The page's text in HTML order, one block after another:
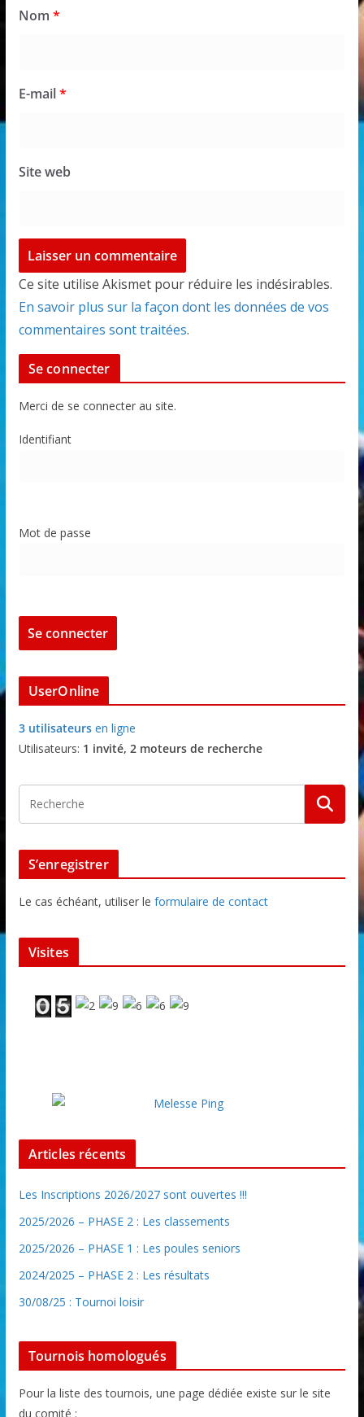
Nom *
E-mail*
Site web
Ce site utilise Akismet pour réduire les indésirables.
En savoir plus sur la façon dont les données de vos
commentaires sont traitées.
Se connecter
Merci de se connecter au site.
Identifiant
Mot de passe
UserOnline
3 utilisateursen ligne
Utilisateurs: 1 invité, 2 moteurs de recherche
S’enregistrer
Le cas échéant, utiliser le formulaire de contact
Visites
Articles récents
Les Inscriptions 2026/2027 sont ouvertes !!!
2025/2026 – PHASE 2 : Les classements
2025/2026 – PHASE 1 : Les poules seniors
2024/2025 – PHASE 2 : Les résultats
30/08/25 : Tournoi loisir
Tournois homologués
Pour la liste des tournois, une page dédiée existe sur le site
du comité :